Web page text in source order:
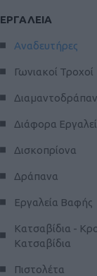
ΕΡΓΑΛΕΙΑ
Αναδευτήρες
Γωνιακοί Τροχοί
Διάφορα
Δισκοπρίονα
Δράπανα
Εργαλεία Βαφής
Κατσαβίδια -
Κατσαβίδια
Πιστολέτα